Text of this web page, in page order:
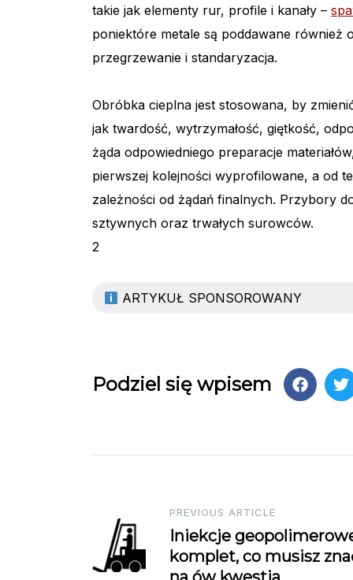
takie jak elementy rur, profile i kanały –
poniektóre metale są poddawane również
przegrzewanie i standaryzacja.
Obróbka cieplna jest stosowana, by
jak twardość, wytrzymałość, giętkość,
żąda odpowiedniego preparacje
pierwszej kolejności wyprofilowane, a od
zależności od żądań finalnych. Przybory
sztywnych oraz trwałych surowców.
2
ARTYKUŁ SPONSOROWANY
Podziel się wpisem
Post
navigation
PREVIOUS ARTICLE
Iniekcje
komplet, co musisz